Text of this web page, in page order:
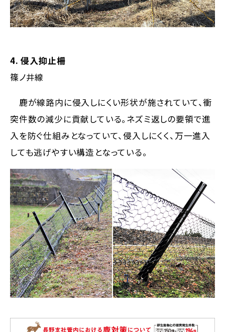
4. 侵入抑止柵
篠ノ井線
鹿が線路内に侵入しにくい形状が施されていて、衝
突件数の減少に貢献している。ネズミ返しの要領で進
入を防ぐ仕組みとなっていて、侵入しにくく、万一進入
しても逃げやすい構造となっている。